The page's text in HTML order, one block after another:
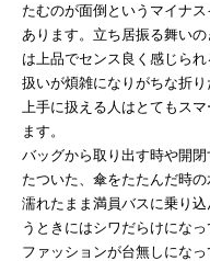
たむのが面倒というマイナ
あります。立ち居振る舞いの
は上品でセンス良く感じられ
扱いが煩雑になりがちな折り
上手に扱える人はとてもスマ
ます。
バッグから取り出す時や開閉
たついた、傘をたたんだ時
濡れたまま満員バスに乗り
うときにはシワだらけにな
ファッションが台無しにな